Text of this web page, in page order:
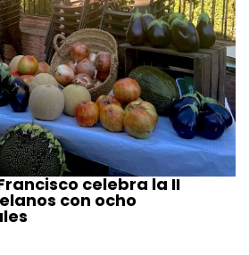
celebra la II
con ocho